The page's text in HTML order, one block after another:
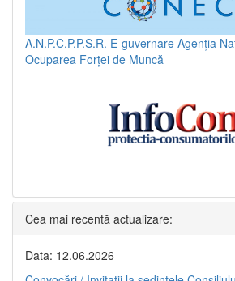
A.N.P.C.P.P.S.R. E-guvernare Agenția
Ocuparea Forței de Muncă
Cea mai recentă actualizare:
Data: 12.06.2026